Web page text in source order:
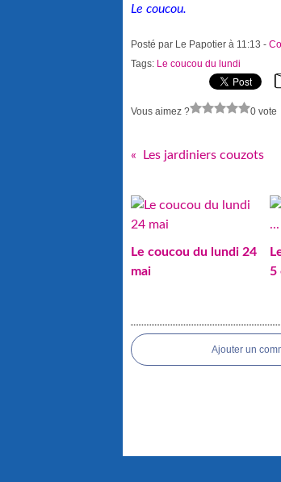
Le coucou.
Posté par Le Papotier à 11:13 -
Tags: Le coucou du lundi
Vous aimez ? 0 vote
Les jardiniers couzots
Le coucou du lundi 24
mai
5
Ajouter un